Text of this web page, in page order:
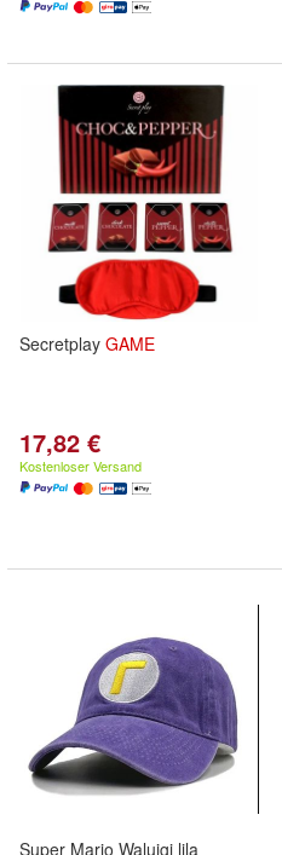
Secretplay GAME
17,82 €
Kostenloser Versand
Super Mario Waluigi lila